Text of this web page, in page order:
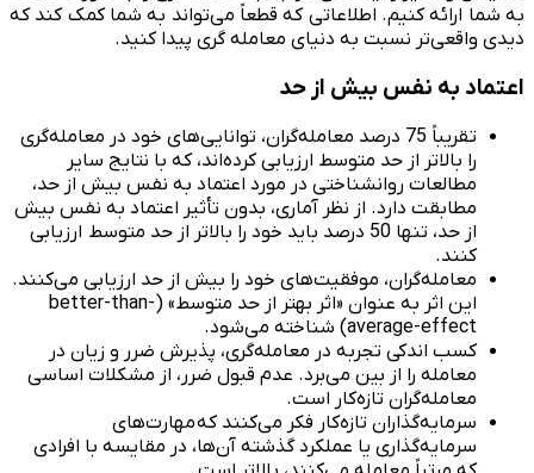
به شما ارائه کنیم. اطلاعاتی که قطعاً می‌تواند به شما کمک کند که
دیدی واقعی‌تر نسبت به دنیای معامله گری پیدا کنید.
اعتماد به نفس بیش از حد
تقریباً 75 درصد معامله‌گران، توانایی‌های خود در معامله‌گری
را بالاتر از حد متوسط ارزیابی کرده‌اند، که با نتایج سایر
مطالعات روانشناختی در مورد اعتماد به نفس بیش از حد،
مطابقت دارد. از نظر آماری، بدون تأثیر اعتماد به نفس بیش
از حد، تنها 50 درصد باید خود را بالاتر از حد متوسط ارزیابی
کنند.
معامله‌گران، موفقیت‌های خود را بیش از حد ارزیابی می‌کنند.
این اثر به عنوان «اثر بهتر از حد متوسط» (better-than-
average-effect) شناخته می‌شود.
کسب اندکی تجربه در معامله‌گری، پذیرش ضرر و زیان در
معامله را از بین می‌برد. عدم قبول ضرر، از مشکلات اساسی
معامله‌گران تازه‌کار است.
سرمایه‌گذاران تازه‌کار فکر می‌کنند که مهارت‌های
سرمایه‌گذاری یا عملکرد گذشته آن‌ها، در مقایسه با افرادی